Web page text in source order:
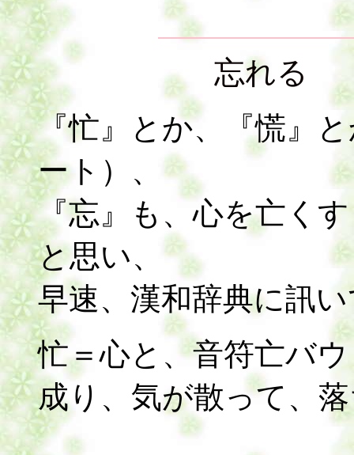
忘れ
『忙』とか、『慌』
ート）、
『忘』も、心を亡く
と思い、
早速、漢和辞典に訊
忙＝心と、音符亡バ
成り、気が散って、